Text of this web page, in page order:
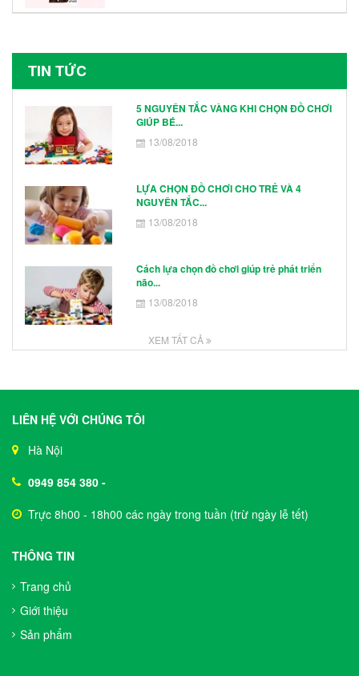
TIN TỨC
5 NGUYÊN TẮC VÀNG KHI CHỌN ĐỒ CHƠI
GIÚP BÉ...
13/08/2018
LỰA CHỌN ĐỒ CHƠI CHO TRẺ VÀ 4
NGUYÊN TẮC...
13/08/2018
Cách lựa chọn đồ chơi giúp trẻ phát triển
não...
13/08/2018
XEM TẤT CẢ
LIÊN HỆ VỚI CHÚNG TÔI
Hà Nội
0949 854 380 -
Trực 8h00 - 18h00 các ngày trong tuần (trừ ngày lễ tết)
THÔNG TIN
Trang chủ
Giới thiệu
Sản phẩm